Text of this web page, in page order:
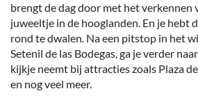
brengt de dag door met het verkennen
juweeltje in de hooglanden. En je hebt
rond te dwalen. Na een pitstop in het
Setenil de las Bodegas, ga je verder
kijkje neemt bij attracties zoals Plaza
en nog veel meer.